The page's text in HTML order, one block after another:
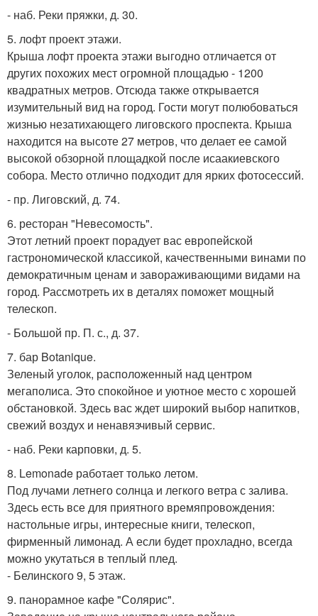
- наб. Реки пряжки, д. 30.
5. лофт проект этажи.
Крыша лофт проекта этажи выгодно отличается от
других похожих мест огромной площадью - 1200
квадратных метров. Отсюда также открывается
изумительный вид на город. Гости могут полюбоваться
жизнью незатихающего лиговского проспекта. Крыша
находится на высоте 27 метров, что делает ее самой
высокой обзорной площадкой после исаакиевского
собора. Место отлично подходит для ярких фотосессий.
- пр. Лиговский, д. 74.
6. ресторан "Невесомость".
Этот летний проект порадует вас европейской
гастрономической классикой, качественными винами по
демократичным ценам и завораживающими видами на
город. Рассмотреть их в деталях поможет мощный
телескоп.
- Большой пр. П. с., д. 37.
7. бар Botanique.
Зеленый уголок, расположенный над центром
мегаполиса. Это спокойное и уютное место с хорошей
обстановкой. Здесь вас ждет широкий выбор напитков,
свежий воздух и ненавязчивый сервис.
- наб. Реки карповки, д. 5.
8. Lemonade работает только летом.
Под лучами летнего солнца и легкого ветра с залива.
Здесь есть все для приятного времяпровождения:
настольные игры, интересные книги, телескоп,
фирменный лимонад. А если будет прохладно, всегда
можно укутаться в теплый плед.
- Белинского 9, 5 этаж.
9. панорамное кафе "Солярис".